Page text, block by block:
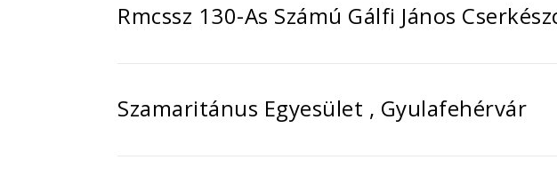
Rmcssz 130-As Számú Gálfi János
Szamaritánus Egyesület , Gyulafehérvár